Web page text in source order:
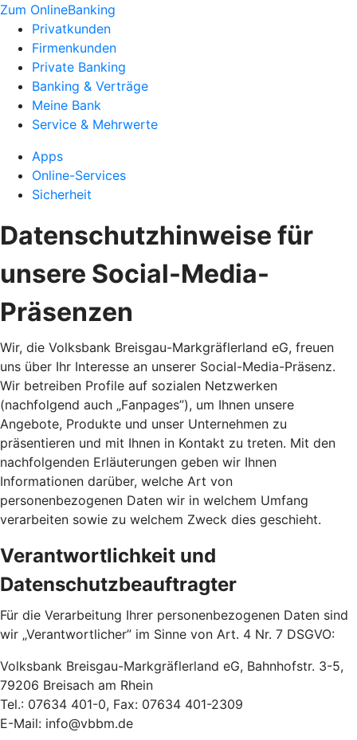
Zum OnlineBanking
Privatkunden
Firmenkunden
Private Banking
Banking & Verträge
Meine Bank
Service & Mehrwerte
Apps
Online-Services
Sicherheit
Datenschutzhinweise für
unsere Social-Media-
Präsenzen
Wir, die Volksbank Breisgau-Markgräflerland eG, freuen
uns über Ihr Interesse an unserer Social-Media-Präsenz.
Wir betreiben Profile auf sozialen Netzwerken
(nachfolgend auch „Fanpages”), um Ihnen unsere
Angebote, Produkte und unser Unternehmen zu
präsentieren und mit Ihnen in Kontakt zu treten. Mit den
nachfolgenden Erläuterungen geben wir Ihnen
Informationen darüber, welche Art von
personenbezogenen Daten wir in welchem Umfang
verarbeiten sowie zu welchem Zweck dies geschieht.
Verantwortlichkeit und
Datenschutzbeauftragter
Für die Verarbeitung Ihrer personenbezogenen Daten sind
wir „Verantwortlicher” im Sinne von Art. 4 Nr. 7 DSGVO:
Volksbank Breisgau-Markgräflerland eG, Bahnhofstr. 3-5,
79206 Breisach am Rhein
Tel.: 07634 401-0, Fax: 07634 401-2309
E-Mail: info@vbbm.de